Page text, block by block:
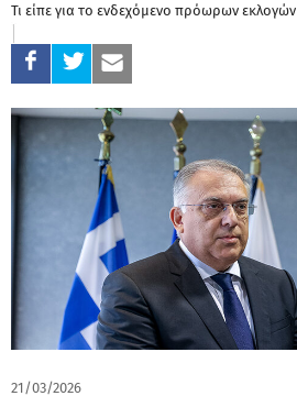
Τι είπε για το ενδεχόμενο πρόωρων εκλογών
21/03/2026